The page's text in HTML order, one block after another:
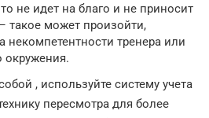
не идет на благо и не приносит
такое может произойти,
некомпетентности тренера или
окружения.
, используйте систему учета
пересмотра для более